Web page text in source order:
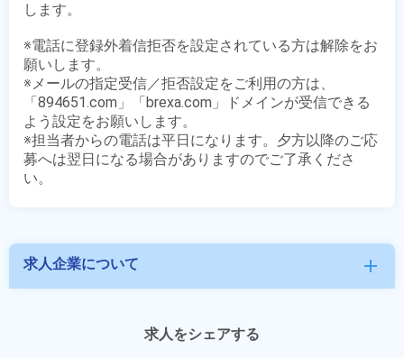
します。
※電話に登録外着信拒否を設定されている方は解除をお
願いします。
※メールの指定受信／拒否設定をご利用の方は、
「894651.com」「brexa.com」ドメインが受信できる
よう設定をお願いします。
※担当者からの電話は平日になります。夕方以降のご応
募へは翌日になる場合がありますのでご了承くださ
求人企業について add
求人をシェアする